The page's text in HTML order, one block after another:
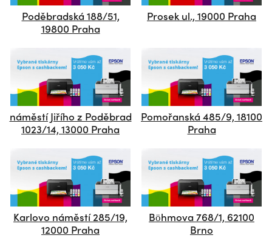
Poděbradská 188/51,
19800 Praha
Prosek ul., 19000 Praha
náměstí Jiřího z Poděbrad
1023/14, 13000 Praha
Pomořanská 485/9, 18100
Praha
Karlovo náměstí 285/19,
12000 Praha
Böhmova 768/1, 62100
Brno